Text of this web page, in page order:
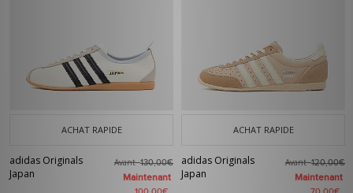
ACHAT RAPIDE
adidas Originals
Japan
Avant130,00€
Maintenant
ACHAT RAPIDE
adidas Originals
Japan
Avant120,00€
Maintenant